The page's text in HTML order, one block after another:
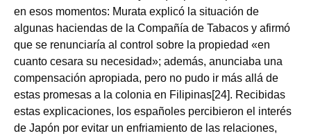
en esos momentos: Murata explicó la situación de
algunas haciendas de la Compañía de Tabacos y afirmó
que se renunciaría al control sobre la propiedad «en
cuanto cesara su necesidad»; además, anunciaba una
compensación apropiada, pero no pudo ir más allá de
estas promesas a la colonia en Filipinas[24]. Recibidas
estas explicaciones, los españoles percibieron el interés
de Japón por evitar un enfriamiento de las relaciones,